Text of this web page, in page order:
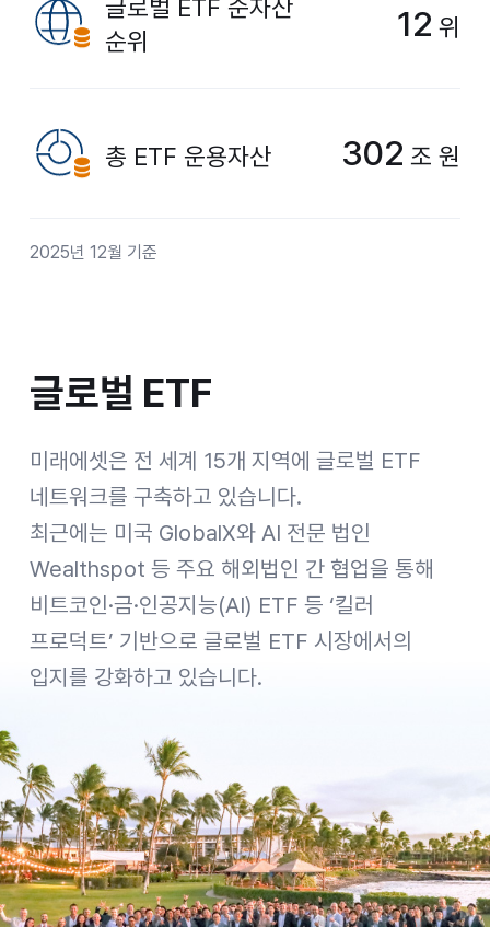
글로벌 ETF 순자산
순위
12 위
총 ETF 운용자산 302 조 원
2025년 12월 기준
글로벌 ETF
미래에셋은 전 세계 15개 지역에 글로벌 ETF
네트워크를 구축하고 있습니다.
최근에는 미국 GlobalX와 AI 전문 법인
Wealthspot 등 주요 해외법인 간 협업을 통해
비트코인·금·인공지능(AI) ETF 등 ‘킬러
프로덕트’ 기반으로 글로벌 ETF 시장에서의
입지를 강화하고 있습니다.